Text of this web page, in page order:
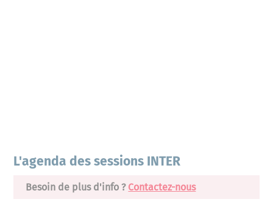
L'agenda des sessions INTER
Besoin de plus d'info ? Contactez-nous